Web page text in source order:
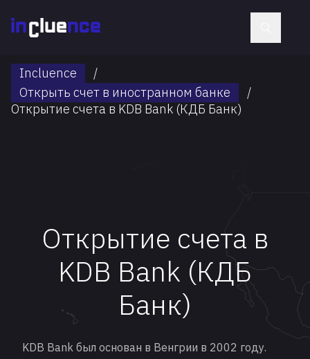
Incluence
/
Открыть счет в иностранном банке
/
Открытие счета в KDB Bank (КДБ Банк)
Открытие счета в
KDB Bank (КДБ
Банк)
KDB Bank был основан в Венгрии в 2002 году.